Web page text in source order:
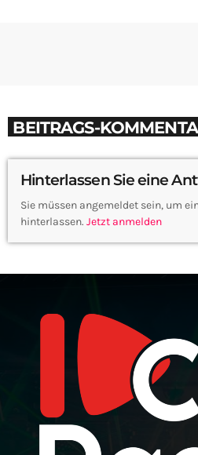
BEITRAGS-
Hinterlassen Sie eine
Sie müssen angemeldet sein, um
hinterlassen. Jetzt anmelden